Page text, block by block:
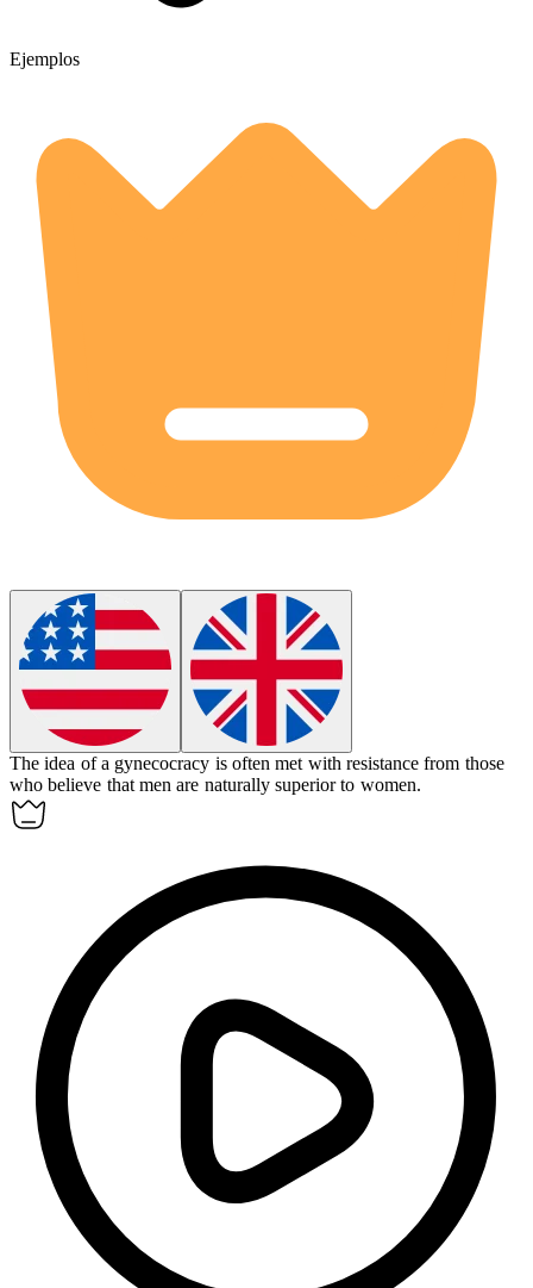
Ejemplos
The idea of a gynecocracy is often met with resistance from those
who believe that men are naturally superior to women.